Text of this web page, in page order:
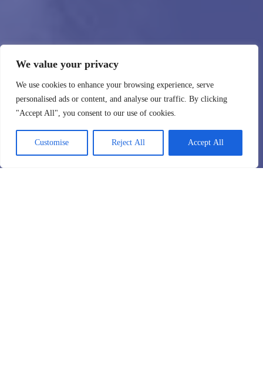
We value your privacy
We use cookies to enhance your browsing experience, serve
personalised ads or content, and analyse our traffic. By clicking
"Accept All", you consent to our use of cookies.
Customise Reject All Accept All